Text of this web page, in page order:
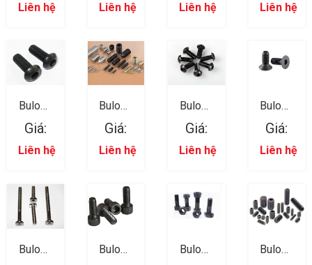
Liên hệ Liên hệ Liên hệ Liên hệ
Bulong
Trong 07
Giá:
Liên hệ
Bulong
Trong 12
Giá:
Liên hệ
Bulong
Trong 06
Giá:
Liên hệ
Bulong
Trong 05
Giá:
Liên hệ
Bulong
Bulong
Bulong
Bulong